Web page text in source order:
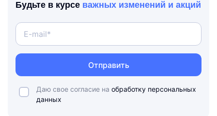
Будьте в курсе важных изменений и акций
Отправить
Даю свое согласие на обработку персональных
данных